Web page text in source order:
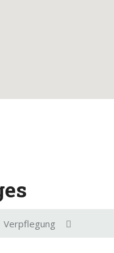
Verpflegung